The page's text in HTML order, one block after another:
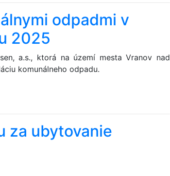
odpadmi v
2025
a.s., ktorá na území mesta Vranov nad
komunálneho odpadu.
za ubytovanie